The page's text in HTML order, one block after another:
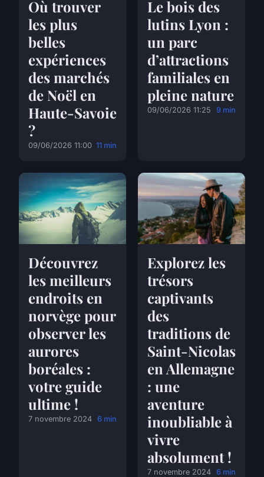
Où trouver
les plus
belles
expériences
des marchés
de Noël en
Haute-Savoie
?
09/06/2026 11:00 11 min
Le bois des
lutins Lyon :
un parc
d’attractions
familiales en
pleine nature
09/06/2026 11:25 9 min
Découvrez
les meilleurs
endroits en
norvège pour
observer les
aurores
boréales :
votre guide
ultime !
7 novembre 2024 6 min
Explorez les
trésors
captivants
des
traditions de
Saint-Nicolas
en Allemagne
: une
aventure
inoubliable à
vivre
absolument !
7 novembre 2024 6 min